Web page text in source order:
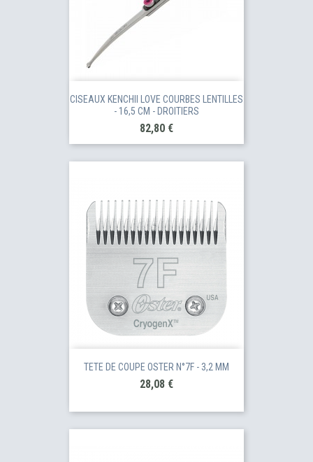
CISEAUX KENCHII LOVE COURBES LENTILLES
- 16,5 CM - DROITIERS
Prix
82,80 €
TETE DE COUPE OSTER N°7F - 3,2 MM
Prix
28,08 €